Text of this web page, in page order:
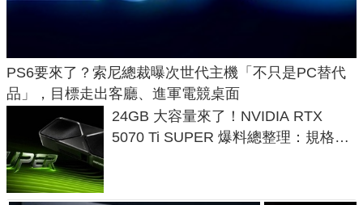
PS6要來了？索尼總裁曝次世代主機「不只是PC替代
品」，目標走出客廳、進軍電競桌面
24GB 大容量來了！NVIDIA RTX
5070 Ti SUPER 爆料總整理：規格、